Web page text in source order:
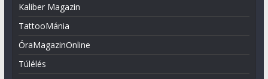
Kaliber Magazin
TattooMánia
ÓraMagazinOnline
Túlélés